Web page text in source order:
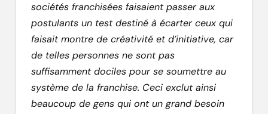
sociétés franchisées faisaient passer aux
postulants un test destiné à écarter ceux qui
faisait montre de créativité et d’initiative, car
de telles personnes ne sont pas
suffisamment dociles pour se soumettre au
système de la franchise. Ceci exclut ainsi
beaucoup de gens qui ont un grand besoin